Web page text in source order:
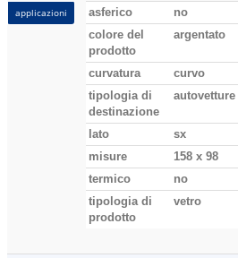
applicazioni asferico
no
colore del
prodotto
argentato
curvatura
curvo
tipologia di
destinazione
autovetture
lato
sx
misure
158 x 98
termico
no
tipologia di
prodotto
vetro